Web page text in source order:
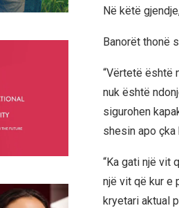
Në këtë
Banorët thonë
“Vërtetë është
nuk është
sigurohen
shesin apo çka
“Ka gati një vit
një vit që kur e
kryetari aktual